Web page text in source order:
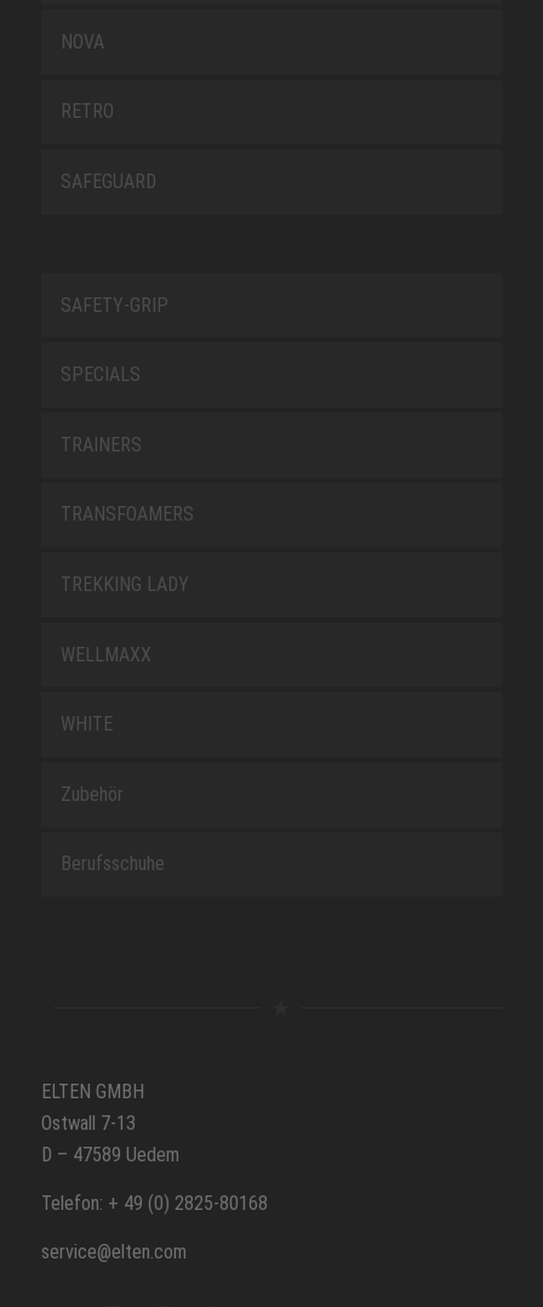
NOVA
RETRO
SAFEGUARD
SAFETY-GRIP
SPECIALS
TRAINERS
TRANSFOAMERS
TREKKING LADY
WELLMAXX
WHITE
Zubehör
Berufsschuhe
ELTEN GMBH
Ostwall 7-13
D – 47589 Uedem
Telefon: + 49 (0) 2825-80168
service@elten.com